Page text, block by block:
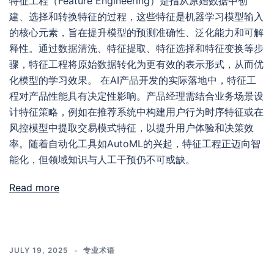
建、选择和转换特征的过程，这些特征是机器学习模型输入
的核心元素，旨在提升模型的预测准确性、泛化能力和可解
释性。通过数据清洗、特征提取、特征选择和特征变换等步
骤，特征工程将原始数据转化为更有效的表示形式，从而优
化模型的学习效果。 在AI产品开发的实际落地中，特征工
程对产品性能具有决定性影响。产品经理需结合业务场景设
计特征策略，例如在推荐系统中构建用户行为时序特征或在
风控模型中提取交易模式特征，以提升用户体验和决策效
率。随着自动化工具如AutoML的兴起，特征工程正迈向智
能化，但领域知识与人工干预仍不可或缺。
Read more
JULY 19, 2025 专业术语